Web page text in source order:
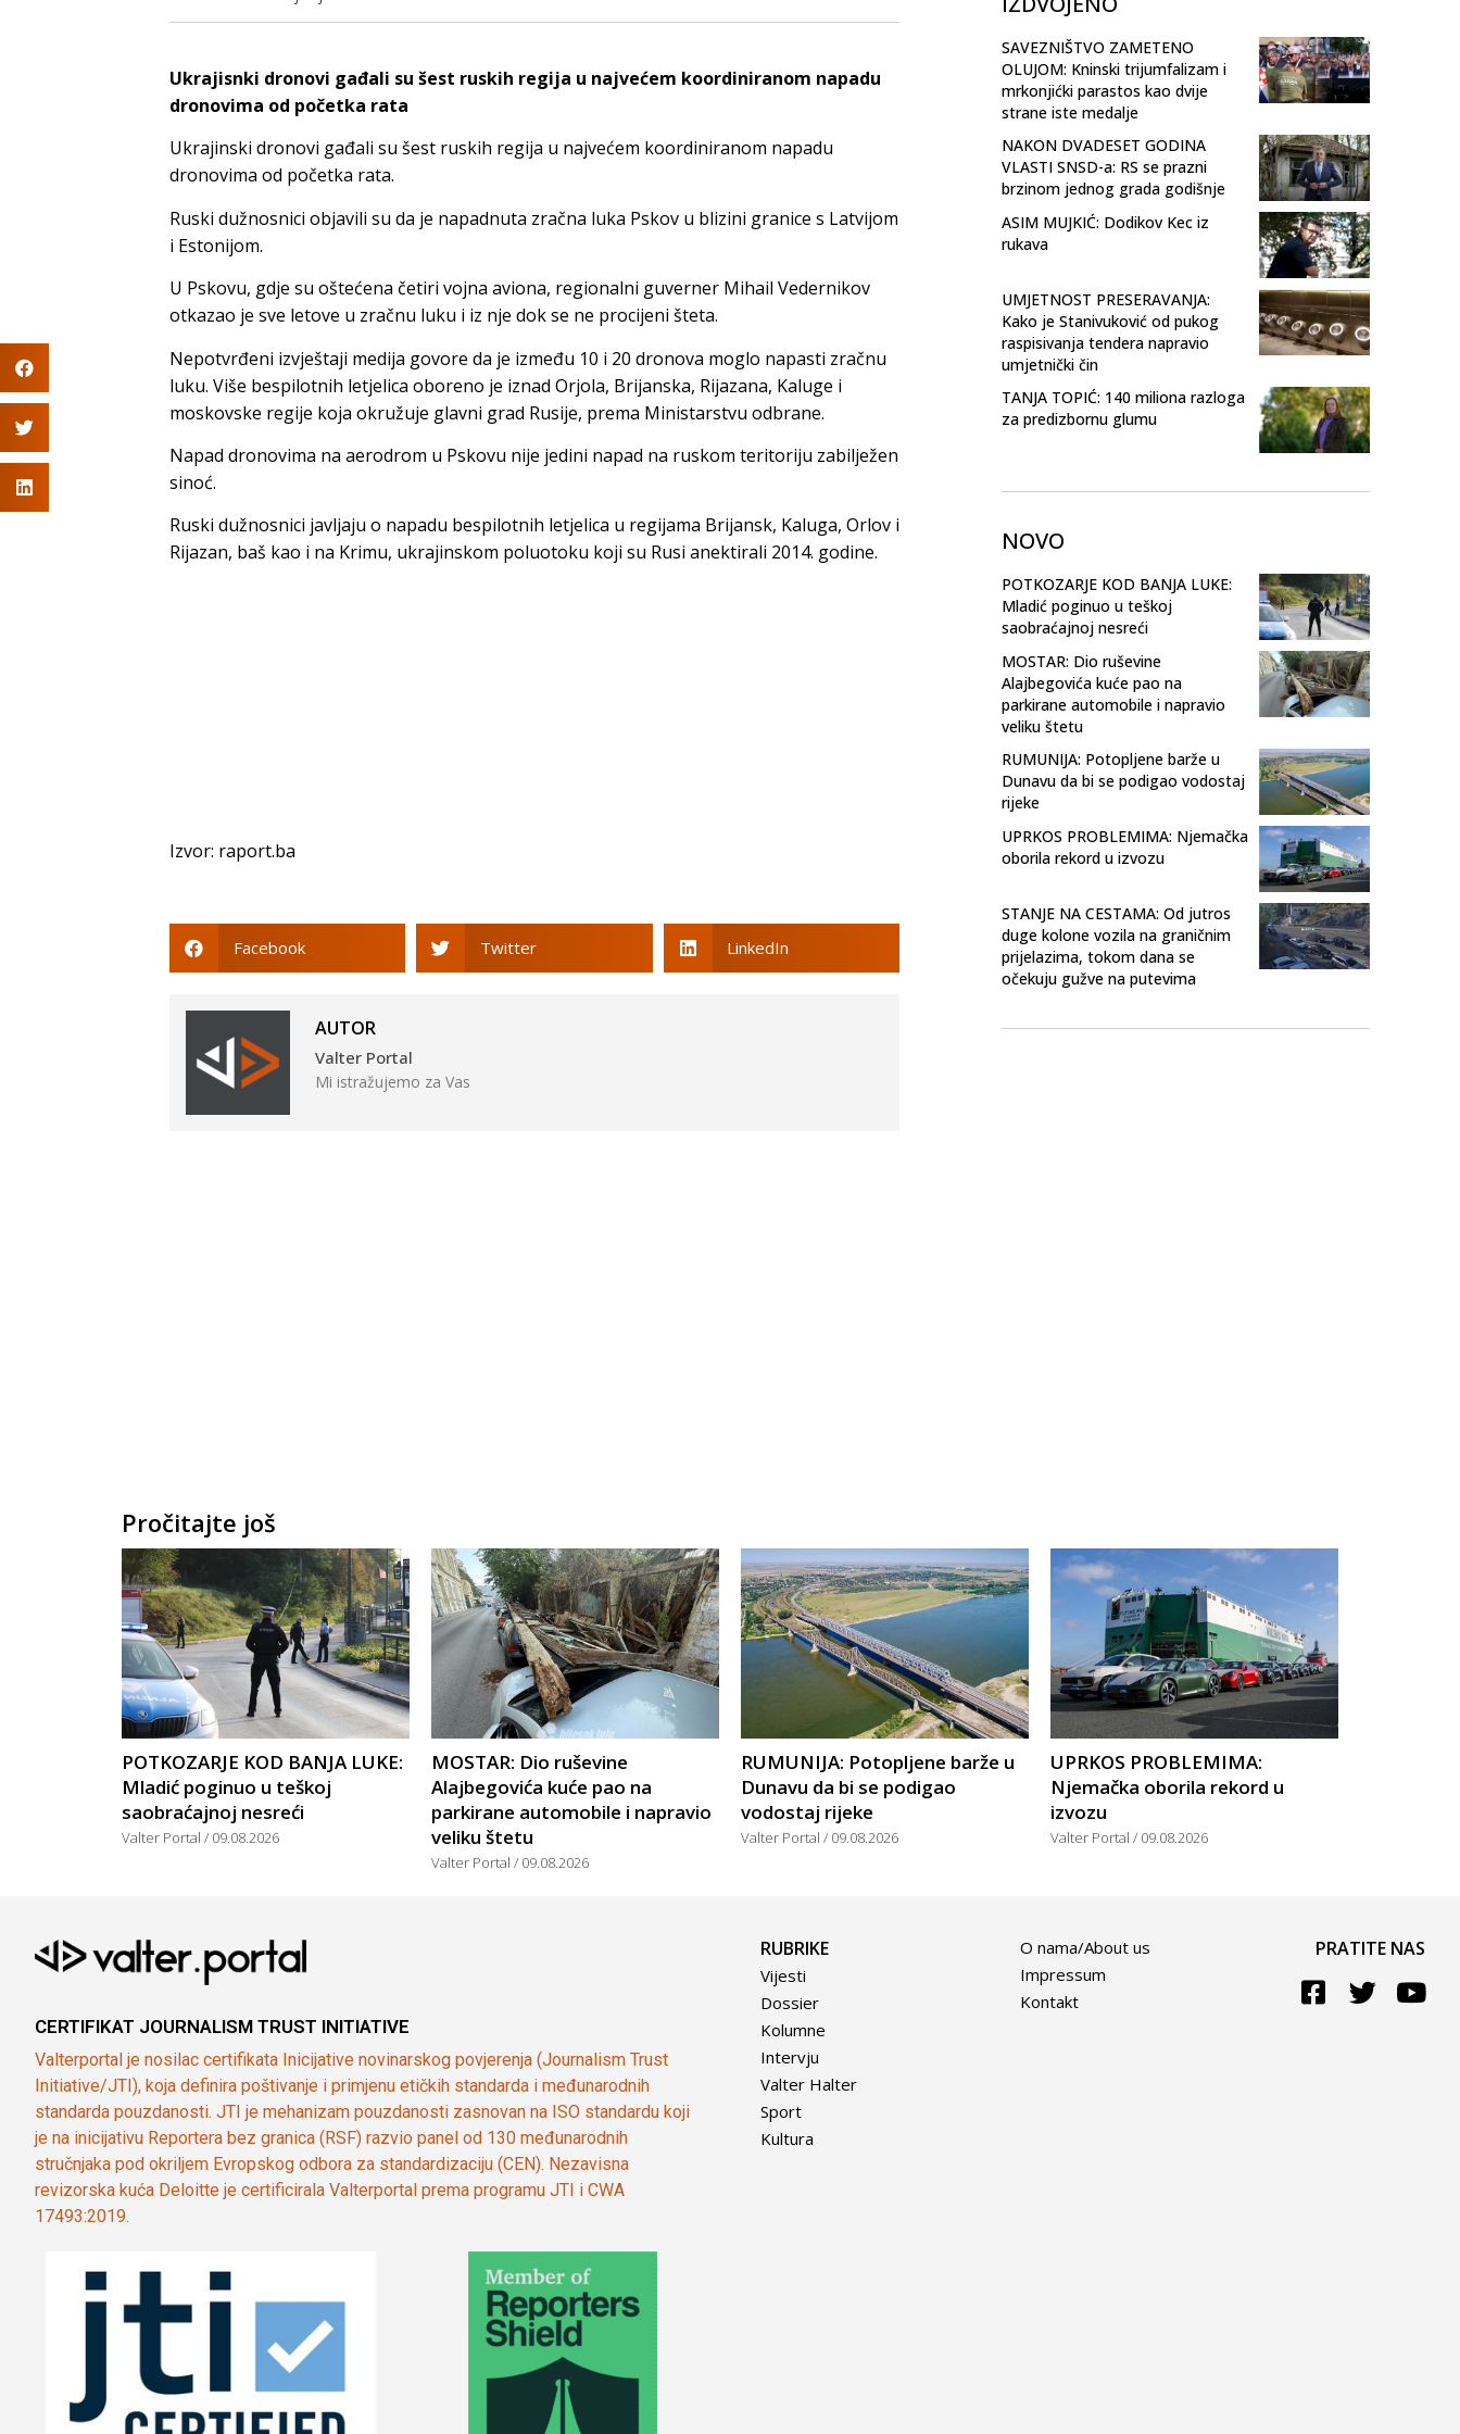
Ukrajisnki dronovi gađali su šest ruskih regija u najvećem koordiniranom napadu
dronovima od početka rata
Ukrajinski dronovi gađali su šest ruskih regija u najvećem koordiniranom napadu
dronovima od početka rata.
Ruski dužnosnici objavili su da je napadnuta zračna luka Pskov u blizini granice s Latvijom
i Estonijom.
U Pskovu, gdje su oštećena četiri vojna aviona, regionalni guverner Mihail Vedernikov
otkazao je sve letove u zračnu luku i iz nje dok se ne procijeni šteta.
Nepotvrđeni izvještaji medija govore da je između 10 i 20 dronova moglo napasti zračnu
luku. Više bespilotnih letjelica oboreno je iznad Orjola, Brijanska, Rijazana, Kaluge i
moskovske regije koja okružuje glavni grad Rusije, prema Ministarstvu odbrane.
Napad dronovima na aerodrom u Pskovu nije jedini napad na ruskom teritoriju zabilježen
sinoć.
Ruski dužnosnici javljaju o napadu bespilotnih letjelica u regijama Brijansk, Kaluga, Orlov i
Rijazan, baš kao i na Krimu, ukrajinskom poluotoku koji su Rusi anektirali 2014. godine.
Izvor: raport.ba
Facebook Twitter LinkedIn
AUTOR
Valter Portal
Mi istražujemo za Vas
SAVEZNIŠTVO ZAMETENO
OLUJOM: Kninski trijumfalizam i
mrkonjićki parastos kao dvije
strane iste medalje
NAKON DVADESET GODINA
VLASTI SNSD-a: RS se prazni
brzinom jednog grada godišnje
ASIM MUJKIĆ: Dodikov Kec iz
rukava
UMJETNOST PRESERAVANJA:
Kako je Stanivuković od pukog
raspisivanja tendera napravio
umjetnički čin
TANJA TOPIĆ: 140 miliona razloga
za predizbornu glumu
NOVO
POTKOZARJE KOD BANJA LUKE:
Mladić poginuo u teškoj
saobraćajnoj nesreći
MOSTAR: Dio ruševine
Alajbegovića kuće pao na
parkirane automobile i napravio
veliku štetu
RUMUNIJA: Potopljene barže u
Dunavu da bi se podigao vodostaj
rijeke
UPRKOS PROBLEMIMA: Njemačka
oborila rekord u izvozu
STANJE NA CESTAMA: Od jutros
duge kolone vozila na graničnim
prijelazima, tokom dana se
očekuju gužve na putevima
Pročitajte još
POTKOZARJE KOD BANJA LUKE:
Mladić poginuo u teškoj
saobraćajnoj nesreći
Valter Portal 09.08.2026
MOSTAR: Dio ruševine
Alajbegovića kuće pao na
parkirane automobile i napravio
veliku štetu
Valter Portal 09.08.2026
RUMUNIJA: Potopljene barže u
Dunavu da bi se podigao
vodostaj rijeke
Valter Portal 09.08.2026
UPRKOS PROBLEMIMA:
Njemačka oborila rekord u
izvozu
Valter Portal 09.08.2026
CERTIFIKAT JOURNALISM TRUST INITIATIVE
Valterportal je nosilac certifikata Inicijative novinarskog povjerenja (Journalism Trust
Initiative/JTI), koja definira poštivanje i primjenu etičkih standarda i međunarodnih
standarda pouzdanosti. JTI je mehanizam pouzdanosti zasnovan na ISO standardu koji
je na inicijativu Reportera bez granica (RSF) razvio panel od 130 međunarodnih
stručnjaka pod okriljem Evropskog odbora za standardizaciju (CEN). Nezavisna
revizorska kuća Deloitte je certificirala Valterportal prema programu JTI i CWA
17493:2019.
RUBRIKE
Vijesti
Dossier
Kolumne
Intervju
Valter Halter
Sport
Kultura
O nama/About us
Impressum
Kontakt
PRATITE NAS